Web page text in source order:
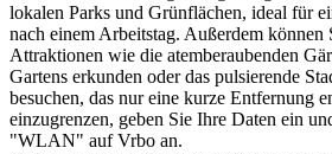
lokalen Parks und Grünflächen, ideal für
nach einem Arbeitstag. Außerdem können
Attraktionen wie die atemberaubenden
Gartens erkunden oder das pulsierende
besuchen, das nur eine kurze Entfernung
einzugrenzen, geben Sie Ihre Daten ein
"WLAN" auf Vrbo an.